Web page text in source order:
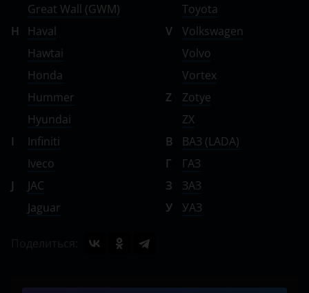
Great Wall (GWM)
H
Haval
Hawtai
Honda
Hummer
Hyundai
I
Infiniti
Iveco
J
JAC
Jaguar
Toyota
V
Volkswagen
Volvo
Vortex
Z
Zotye
ZX
В
ВАЗ (LADA)
Г
ГАЗ
З
ЗАЗ
У
УАЗ